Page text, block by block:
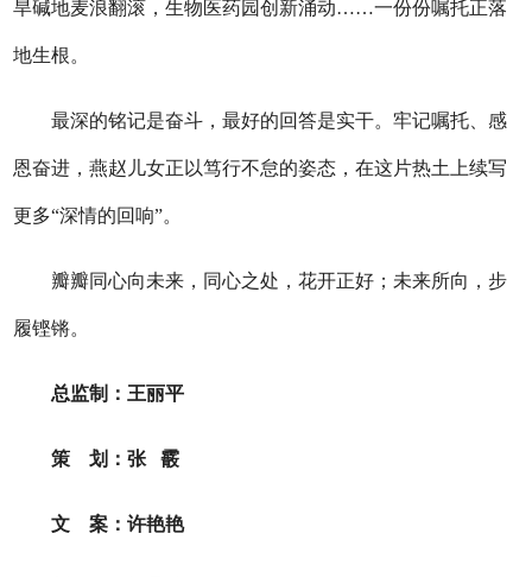
旱碱地麦浪翻滚，生物医药园创新涌动……一份份嘱托正落
地生根。
最深的铭记是奋斗，最好的回答是实干。牢记嘱托、感
恩奋进，燕赵儿女正以笃行不怠的姿态，在这片热土上续写
更多“深情的回响”。
瓣瓣同心向未来，同心之处，花开正好；未来所向，步
履铿锵。
总监制：王丽平
策 划：张 霰
文 案：许艳艳